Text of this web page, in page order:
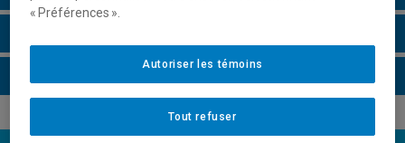
« Préférences ».
Tout refuser
Autoriser les témoins